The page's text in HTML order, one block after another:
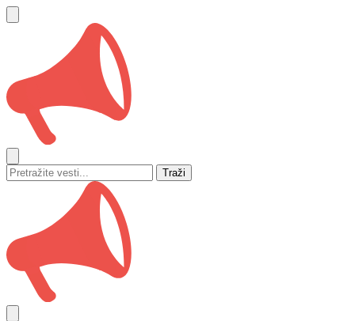
Traži